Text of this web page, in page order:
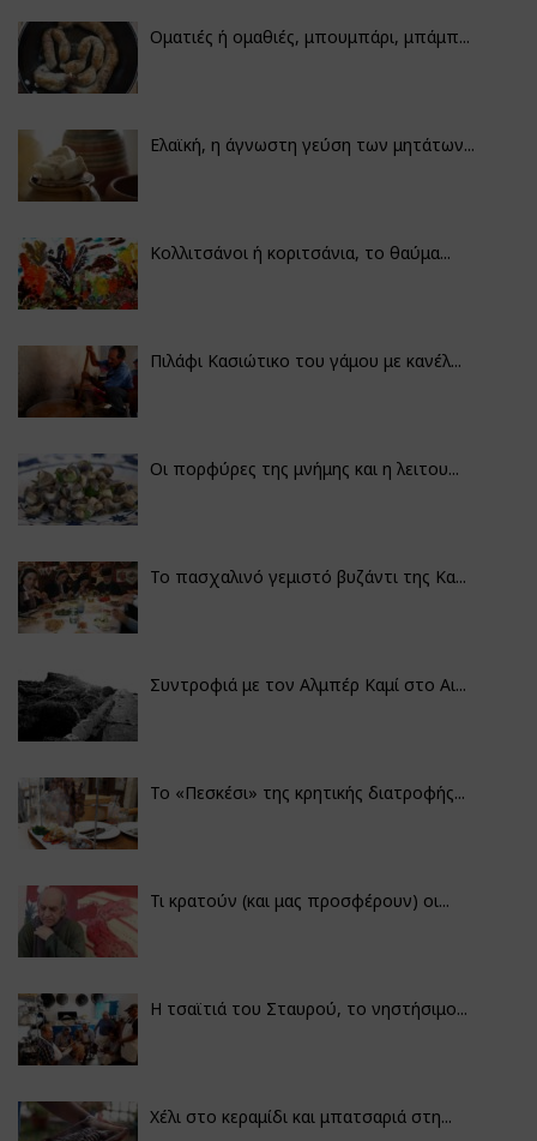
Οματιές ή ομαθιές, μπουμπάρι, μπάμπ...
Ελαϊκή, η άγνωστη γεύση των μητάτων...
Κολλιτσάνοι ή κοριτσάνια, το θαύμα...
Πιλάφι Κασιώτικο του γάμου με κανέλ...
Οι πορφύρες της μνήμης και η λειτου...
Το πασχαλινό γεμιστό βυζάντι της Κα...
Συντροφιά με τον Αλμπέρ Καμί στο Αι...
Το «Πεσκέσι» της κρητικής διατροφής...
Τι κρατούν (και μας προσφέρουν) οι...
Η τσαϊτιά του Σταυρού, το νηστήσιμο...
Χέλι στο κεραμίδι και μπατσαριά στη...